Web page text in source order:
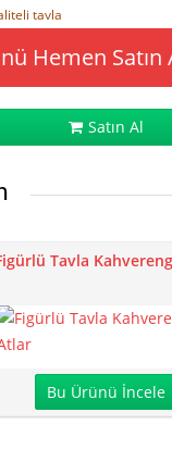
tavla
Hemen
Satın Al
Tavla
Bu Ürünü İncele